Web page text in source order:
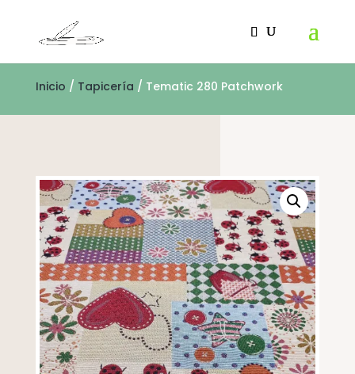
Inicio / Tapicería / Tematic 280 Patchwork